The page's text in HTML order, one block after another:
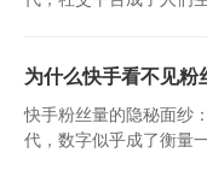
为什么快手看不见粉
快手粉丝量的隐秘面纱
代，数字似乎成了衡量